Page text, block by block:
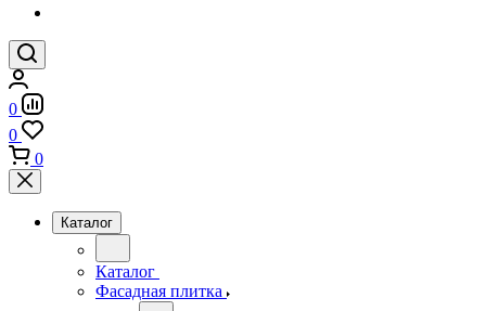
0
0
0
Каталог
Каталог
Фасадная плитка